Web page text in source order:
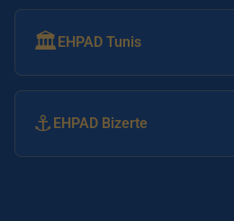
🏛️EHPAD Tunis
⚓ EHPAD Bizerte